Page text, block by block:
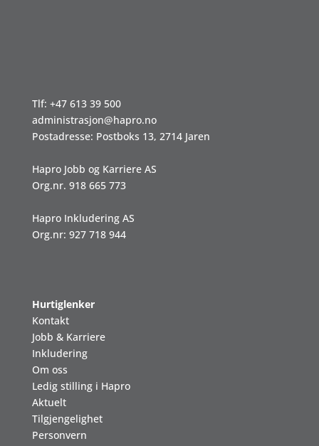
Tlf: +47 613 39 500
administrasjon@hapro.no
Postadresse: Postboks 13, 2714 Jaren
Hapro Jobb og Karriere AS
Org.nr. 918 665 773
Hapro Inkludering AS
Org.nr: 927 718 944
Hurtiglenker
Kontakt
Jobb & Karriere
Inkludering
Om oss
Ledig stilling i Hapro
Aktuelt
Tilgjengelighet
Personvern